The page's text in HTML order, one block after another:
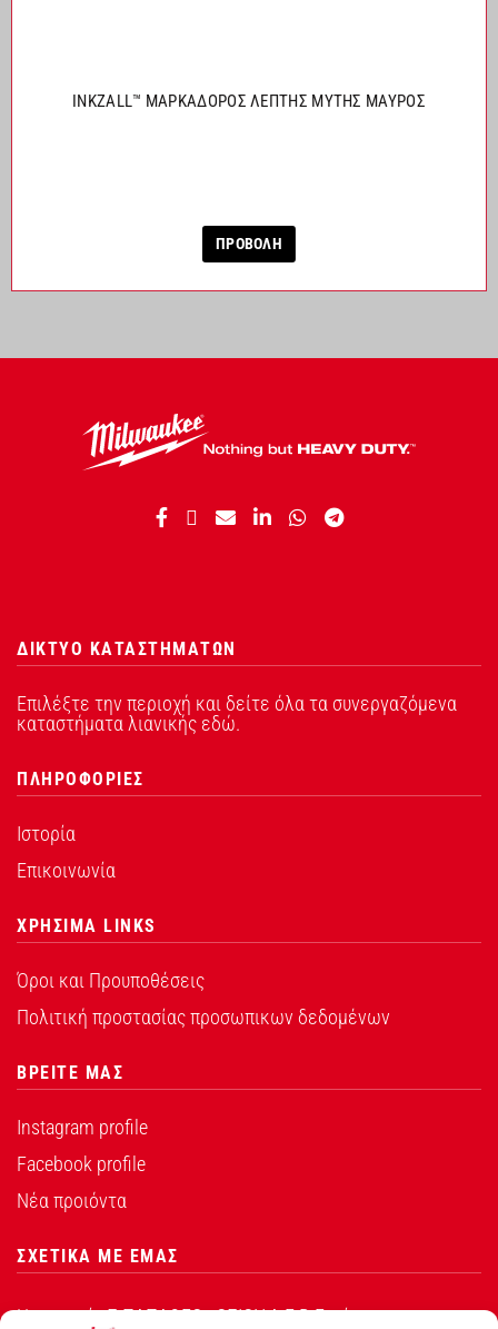
INKZALL™ ΜΑΡΚΑΔΟΡΟΣ ΛΕΠΤΗΣ ΜΥΤΗΣ ΜΑΥΡΟΣ
ΠΡΟΒΟΛΗ
ΔΙΚΤΥΟ ΚΑΤΑΣΤΗΜΑΤΩΝ
Επιλέξτε την περιοχή και δείτε όλα τα συνεργαζόμενα
καταστήματα λιανικής εδώ.
ΠΛΗΡΟΦΟΡΙΕΣ
Ιστορία
Επικοινωνία
ΧΡΗΣΙΜΑ LINKS
Όροι και Προυποθέσεις
Πολιτική προστασίας προσωπικων δεδομένων
ΒΡΕΙΤΕ ΜΑΣ
Instagram profile
Facebook profile
Νέα προιόντα
ΣΧΕΤΙΚΑ ΜΕ ΕΜΑΣ
Η εταιρεία Σ.ΠΑΠΑΘΕΟ∆ΟΣΙΟΥ Α.Ε.Β.Ε. είναι ο